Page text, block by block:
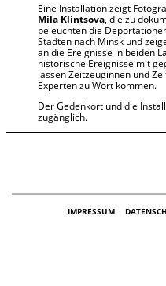
Eine Installation zeigt
Mila Klintsova, die zu
beleuchten die
Städten nach Minsk und
an die Ereignisse in beiden
historische Ereignisse mit
lassen Zeitzeuginnen und
Experten zu Wort kommen.
Der Gedenkort und die
zugänglich.
IMPRESSUM